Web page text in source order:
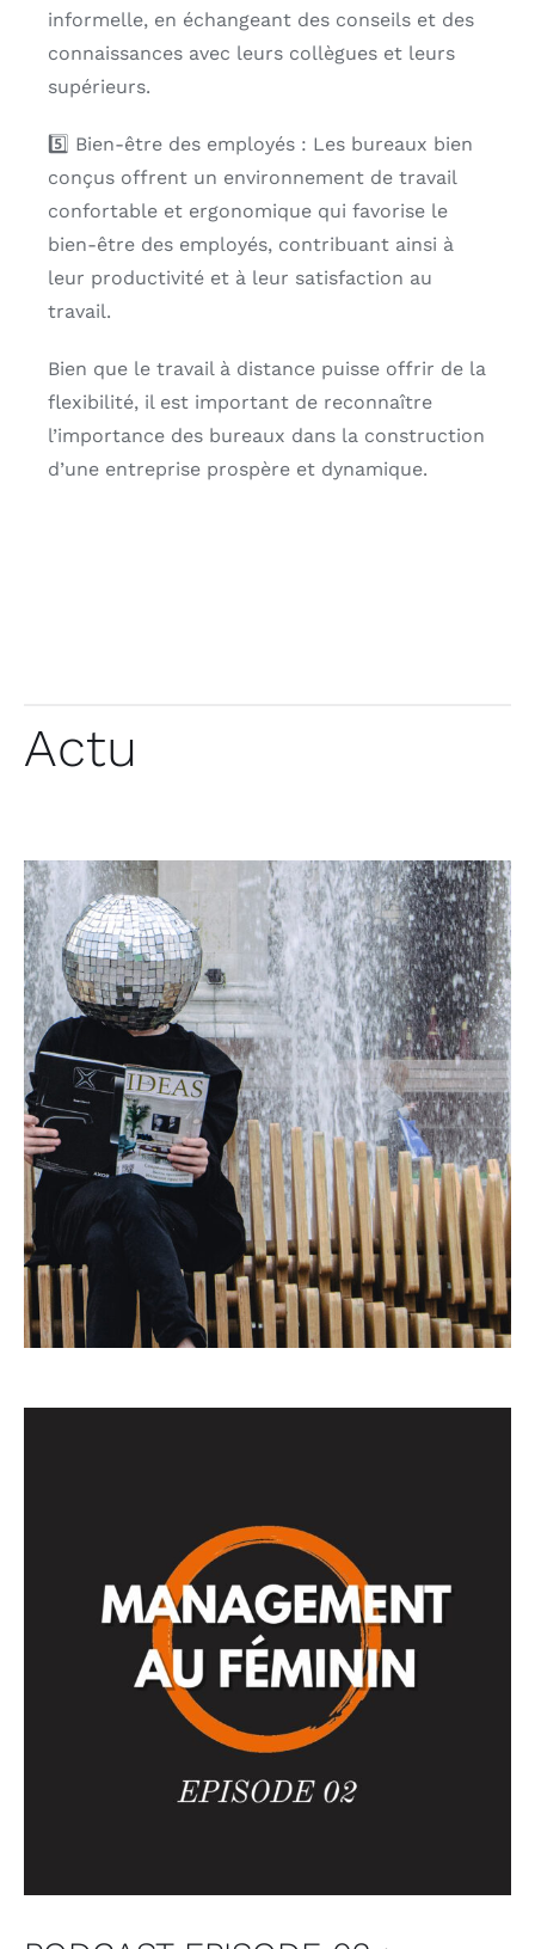
informelle, en échangeant des conseils et des
connaissances avec leurs collègues et leurs
supérieurs.
5️⃣ Bien-être des employés : Les bureaux bien
conçus offrent un environnement de travail
confortable et ergonomique qui favorise le
bien-être des employés, contribuant ainsi à
leur productivité et à leur satisfaction au
travail.
Bien que le travail à distance puisse offrir de la
flexibilité, il est important de reconnaître
l’importance des bureaux dans la construction
d’une entreprise prospère et dynamique.
Actu